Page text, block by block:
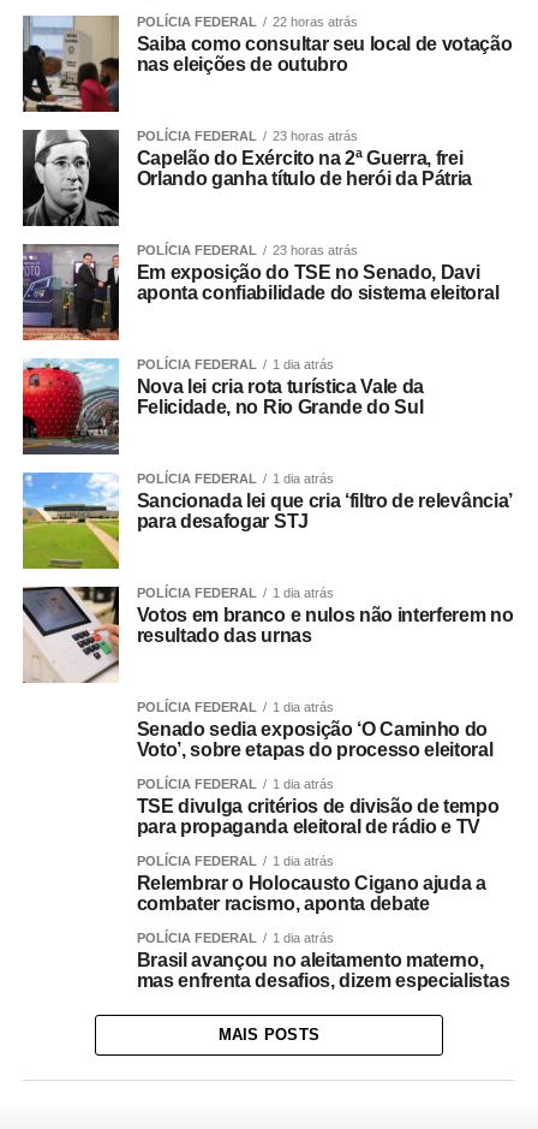
POLÍCIA FEDERAL 22 horas atrás
Saiba como consultar seu local de votação
nas eleições de outubro
POLÍCIA FEDERAL 23 horas atrás
Capelão do Exército na 2ª Guerra, frei
Orlando ganha título de herói da Pátria
POLÍCIA FEDERAL 23 horas atrás
Em exposição do TSE no Senado, Davi
aponta confiabilidade do sistema eleitoral
POLÍCIA FEDERAL 1 dia atrás
Nova lei cria rota turística Vale da
Felicidade, no Rio Grande do Sul
POLÍCIA FEDERAL 1 dia atrás
Sancionada lei que cria ‘filtro de relevância’
para desafogar STJ
POLÍCIA FEDERAL 1 dia atrás
Votos em branco e nulos não interferem no
resultado das urnas
POLÍCIA FEDERAL 1 dia atrás
Senado sedia exposição ‘O Caminho do
Voto’, sobre etapas do processo eleitoral
POLÍCIA FEDERAL 1 dia atrás
TSE divulga critérios de divisão de tempo
para propaganda eleitoral de rádio e TV
POLÍCIA FEDERAL 1 dia atrás
Relembrar o Holocausto Cigano ajuda a
combater racismo, aponta debate
POLÍCIA FEDERAL 1 dia atrás
Brasil avançou no aleitamento materno,
mas enfrenta desafios, dizem especialistas
MAIS POSTS